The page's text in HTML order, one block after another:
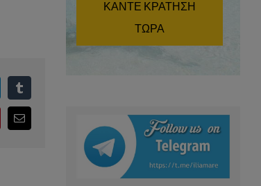
Tumblr
Email
ΚΑΝΤΕ ΚΡΑΤΗΣΗ
ΤΩΡΑ